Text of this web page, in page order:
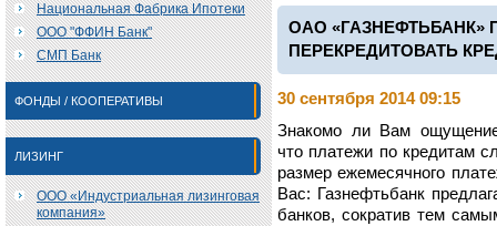
Национальная Фабрика Ипотеки
ООО "ФФИН Банк"
СМП Банк
ФОНДЫ / КООПЕРАТИВЫ
ЛИЗИНГ
ООО «Индустриальная лизинговая
компания»
ОАО «ГАЗНЕФТЬБАНК»
ПЕРЕКРЕДИТОВАТЬ
30 сентября 2014 09:15
Знакомо ли Вам
что платежи по кредитам
размер ежемесячного
Вас: Газнефтьбанк
банков, сократив тем